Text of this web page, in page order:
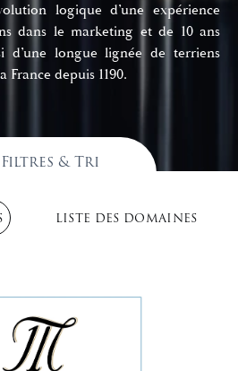
logique d’une expérience
dans le marketing et de 10 ans
d’une longue lignée de terriens
France depuis 1190.
Filtres & Tri
LISTE DES DOMAINES